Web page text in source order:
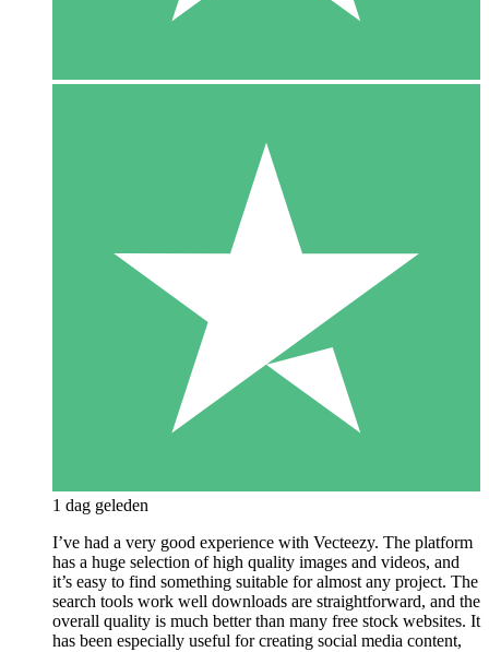
1 dag geleden
I’ve had a very good experience with Vecteezy. The platform
has a huge selection of high quality images and videos, and
it’s easy to find something suitable for almost any project. The
search tools work well downloads are straightforward, and the
overall quality is much better than many free stock websites. It
has been especially useful for creating social media content,